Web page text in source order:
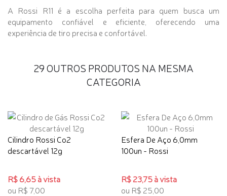
A Rossi R11 é a escolha perfeita para quem busca um
equipamento confiável e eficiente, oferecendo uma
experiência de tiro precisa e confortável.
29 OUTROS PRODUTOS NA MESMA
CATEGORIA
Cilindro Rossi Co2
descartável 12g
R$ 6,65 à vista
ou R$ 7,00
Esfera De Aço 6,0mm
100un - Rossi
R$ 23,75 à vista
ou R$ 25,00